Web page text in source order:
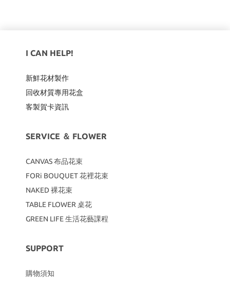
I CAN HELP!
新鮮花材製作
回收材質專用花盒
客製賀卡資訊
SERVICE ＆ FLOWER
CANVAS布品花束
FORi BOUQUET 花裡花束
NAKED 裸花束
TABLE FLOWER 桌花
GREEN LIFE 生活花藝課程
SUPPORT
購物須知